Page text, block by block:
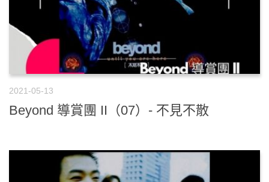
2021-05-13
Beyond 導賞團 II（07）- 不見不散